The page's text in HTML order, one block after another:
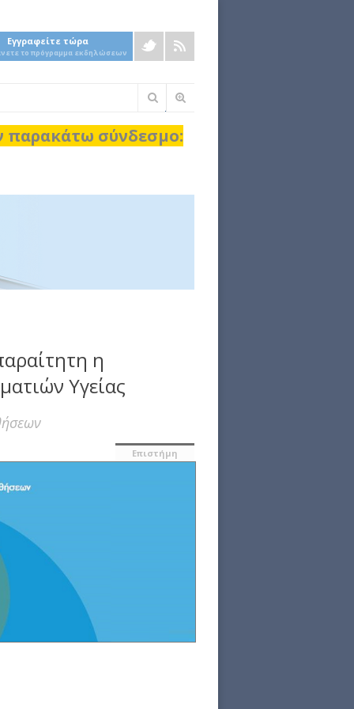
Εγγραφείτε τώρα
το πρόγραμμα εκδηλώσεων
Φόρμα
αναζήτησης
παρακάτω σύνδεσμο:
η
Υγείας
Επιστήμη